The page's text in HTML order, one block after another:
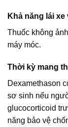
Khả năng lái
Thuốc không
máy móc.
Thời kỳ mang
Dexamethason
sơ sinh nếu
glucocorticoid
năng bảo vệ